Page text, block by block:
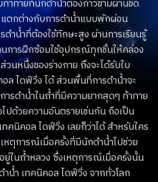
าทายที่นักดำน้ำต้องก้าวข้ามผ่านขีด
แตกต่างกับการดำน้ำแบบพักผ่อน
ดำน้ำที่ต้องใช้ทักษะสูง ผ่านการเรียนรู้
การฝึกซ้อมใช้อุปกรณ์ทุกชิ้นให้คล่อง
วนหนึ่งของร่างกาย ถึงจะได้รับใบ
ล ไดฟ์วิ่ง ได้ ส่วนพื้นที่การดำน้ำจะ
ารดำน้ำในถ้ำที่มีความยากสุดๆ ท้าทาย
ด้วยความอันตรายเช่นกัน ถือเป็น
คนิคอล ไดฟ์วิ่ง เลยก็ว่าได้ สำหรับใคร
ตุการณ์เมื่อครั้งที่มีนักดำน้ำไปช่วย
ในถ้ำหลวง ซึ่งเหตุการณ์เมื่อครั้งนั้น
น้ำ เทคนิคอล ไดฟ์วิ่ง จากทั่วโลก